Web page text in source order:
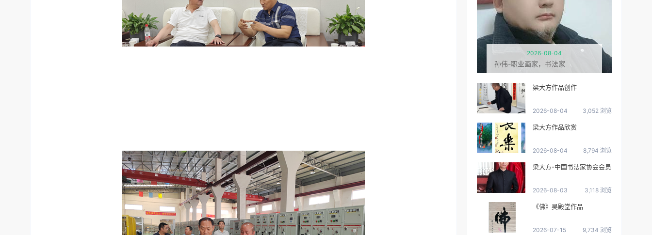
2026-08-04
孙伟-职业画家，书法家
梁大方作品创作
2026-08-04 3,052 浏览
梁大方作品欣赏
2026-08-04 8,794 浏览
梁大方-中国书法家协会会员
2026-08-03 3,118 浏览
《佛》吴殿堂作品
2026-07-15 9,734 浏览